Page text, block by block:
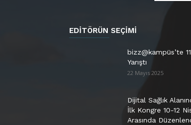
EDITÖRÜN SEÇIMI
bizz@kampüs’te
Yarıştı
22 Mayıs 2025
Dijital Sağlık
İlk Kongre 10-12
Arasında